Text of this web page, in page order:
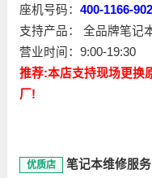
座机号码： 400-1166-902
支持产品： 全品牌笔记
营业时间：9:00-19:30
推荐:本店支持现场更换
厂!
优质店
笔记本维修服